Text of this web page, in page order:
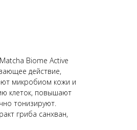
Biome Active
действие,
микробиом кожи и
клеток, повышают
тонизируют.
гриба санхван,